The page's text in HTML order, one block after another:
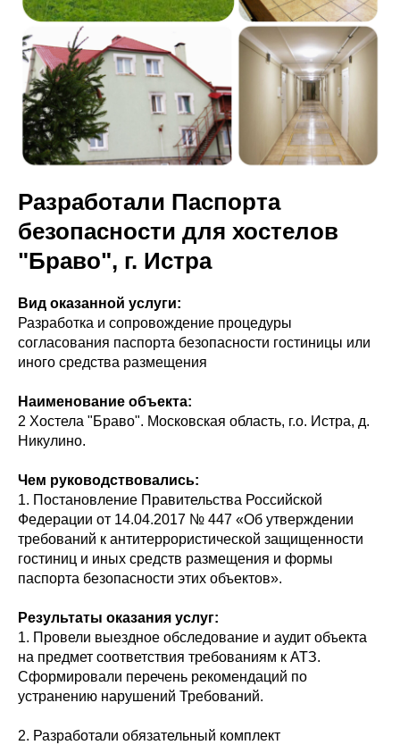
Разработали Паспорта
безопасности для хостелов
"Браво", г. Истра
Вид оказанной услуги:
Разработка и сопровождение процедуры
согласования паспорта безопасности гостиницы или
иного средства размещения
Наименование объекта:
2 Хостела "Браво". Московская область, г.о. Истра, д.
Никулино.
Чем руководствовались:
1. Постановление Правительства Российской
Федерации от 14.04.2017 № 447 «Об утверждении
требований к антитеррористической защищенности
гостиниц и иных средств размещения и формы
паспорта безопасности этих объектов».
Результаты оказания услуг:
1. Провели выездное обследование и аудит объекта
на предмет соответствия требованиям к АТЗ.
Сформировали перечень рекомендаций по
устранению нарушений Требований.
2. Разработали обязательный комплект
Эксперт по обучению и
разработке документов
Анастасия Рогожина
Приём заявок 24/7
пн-пт 9:00 - 18:00
+7 (961) 527-05-03